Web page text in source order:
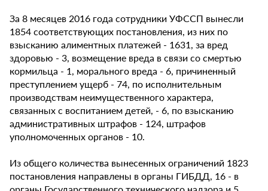
За 8 месяцев 2016 года сотрудники УФССП вынесли
1854 соответствующих постановления, из них по
взысканию алиментных платежей - 1631, за вред
здоровью - 3, возмещение вреда в связи со смертью
кормильца - 1, морального вреда - 6, причиненный
преступлением ущерб - 74, по исполнительным
производствам неимущественного характера,
связанных с воспитанием детей, - 6, по взысканию
административных штрафов - 124, штрафов
уполномоченных органов - 10.
Из общего количества вынесенных ограничений 1823
постановления направлены в органы ГИБДД, 16 - в